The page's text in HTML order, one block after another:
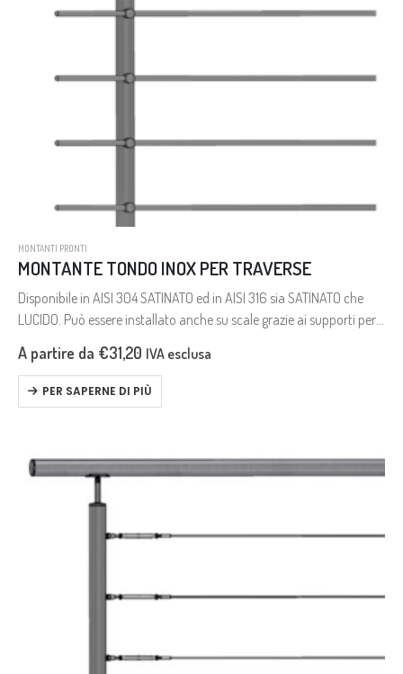
MONTANTI PRONTI
MONTANTE TONDO INOX PER TRAVERSE
Disponibile in AISI 304 SATINATO ed in AISI 316 sia SATINATO che
LUCIDO. Può essere installato anche su scale grazie ai supporti per
A partire da €31,20 IVA esclusa
PER SAPERNE DI PIÙ